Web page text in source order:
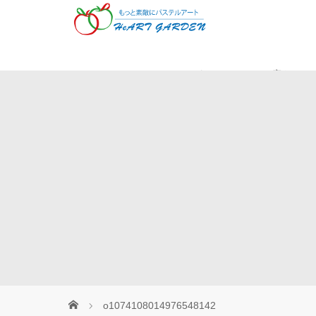
癒やしの
o1074108014976548142